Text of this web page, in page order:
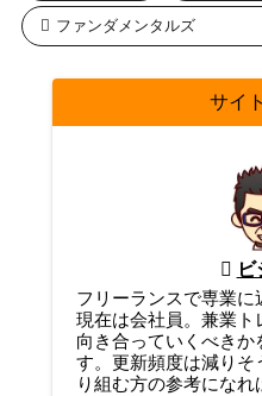
ファンダメンタルズ
サイ
ビ
フリーランスで専業
現在は会社員。兼業ト
向き合っていくべきか
す。更新頻度は減りそ
り組む方の参考になれ